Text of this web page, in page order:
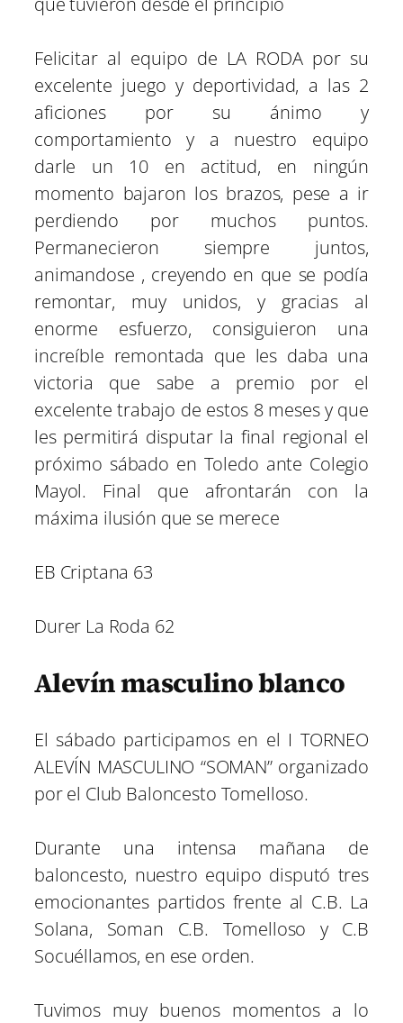
Felicitar al equipo de LA RODA por su
excelente juego y deportividad, a las 2
aficiones por su ánimo y
comportamiento y a nuestro equipo
darle un 10 en actitud, en ningún
momento bajaron los brazos, pese a ir
perdiendo por muchos puntos.
Permanecieron siempre juntos,
animandose , creyendo en que se podía
remontar, muy unidos, y gracias al
enorme esfuerzo, consiguieron una
increíble remontada que les daba una
victoria que sabe a premio por el
excelente trabajo de estos 8 meses y que
les permitirá disputar la final regional el
próximo sábado en Toledo ante Colegio
Mayol. Final que afrontarán con la
máxima ilusión que se merece
EB Criptana 63
Durer La Roda 62
Alevín masculino blanco
El sábado participamos en el I TORNEO
ALEVÍN MASCULINO “SOMAN” organizado
por el Club Baloncesto Tomelloso.
Durante una intensa mañana de
baloncesto, nuestro equipo disputó tres
emocionantes partidos frente al C.B. La
Solana, Soman C.B. Tomelloso y C.B
Socuéllamos, en ese orden.
Tuvimos muy buenos momentos a lo